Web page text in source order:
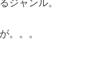
ジャンル。
。。。